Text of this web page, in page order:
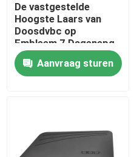
De vastgestelde
Hoogste Laars van
Doosdvbc op
Embleem 7 Dagenepg
Decoder Hevc 256
Aanvraag sturen